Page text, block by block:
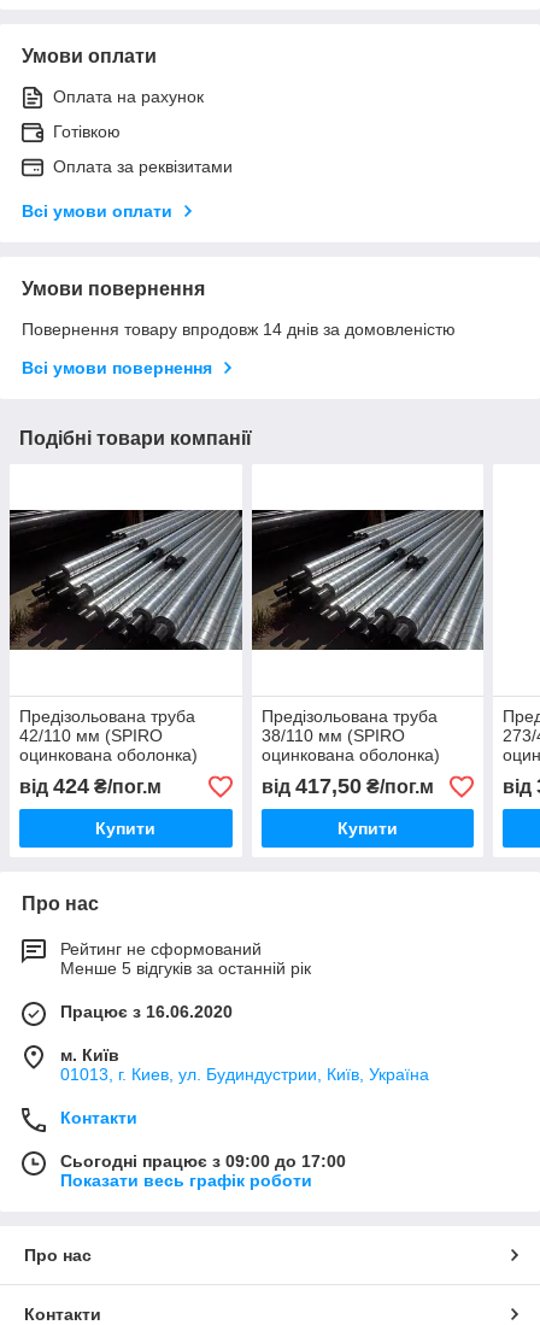
Умови оплати
Оплата на рахунок
Готівкою
Оплата за реквізитами
Всі умови оплати
Умови повернення
Повернення товару впродовж 14 днів за домовленістю
Всі умови повернення
Подібні товари компанії
Предізольована труба
42/110 мм (SPIRO
оцинкована оболонка)
від 424 ₴/пог.м
Купити
Предізольована труба
38/110 мм (SPIRO
оцинкована оболонка)
від 417,50₴/пог.м
Купити
від
Про нас
Рейтинг не сформований
Менше 5 відгуків за останній рік
Працює з 16.06.2020
м. Київ
01013, г. Киев, ул. Будиндустрии, Київ, Україна
Контакти
Сьогодні працює з 09:00 до 17:00
Показати весь графік роботи
Про нас
Контакти